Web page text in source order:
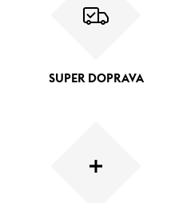
SUPER DOPRAVA